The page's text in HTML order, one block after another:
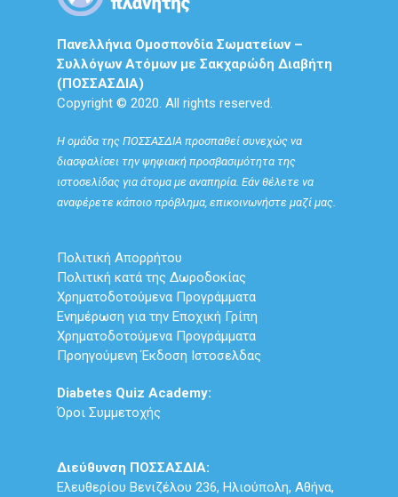
Πανελλήνια Ομοσπονδία Σωματείων –
Συλλόγων Ατόμων με Σακχαρώδη Διαβήτη
(ΠΟΣΣΑΣΔΙΑ)
Copyright © 2020. All rights reserved.
Η ομάδα της ΠΟΣΣΑΣΔΙΑ προσπαθεί συνεχώς να
διασφαλίσει την ψηφιακή προσβασιμότητα της
ιστοσελίδας για άτομα με αναπηρία. Εάν θέλετε να
αναφέρετε κάποιο πρόβλημα, επικοινωνήστε μαζί μας.
Πολιτική Απορρήτου
Πολιτική κατά της Δωροδοκίας
Χρηματοδοτούμενα Προγράμματα
Ενημέρωση για την Εποχική Γρίπη
Χρηματοδοτούμενα Προγράμματα
Προηγούμενη Έκδοση Ιστοσελδας
Diabetes Quiz Academy:
Όροι Συμμετοχής
Διεύθυνση ΠΟΣΣΑΣΔΙΑ:
Ελευθερίου Βενιζέλου 236, Ηλιούπολη, Αθήνα,